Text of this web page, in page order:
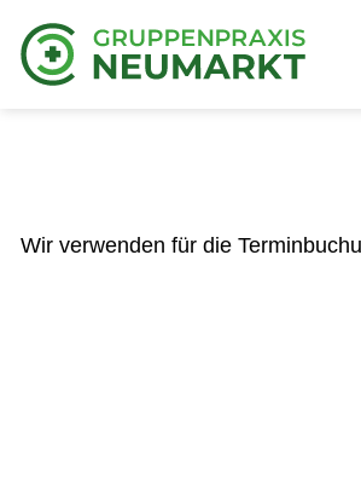
Inhalt
springen
Wir verwenden für die